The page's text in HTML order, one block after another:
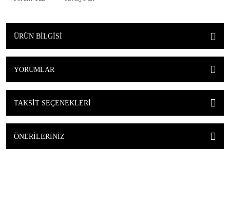
ÜRÜN BILGISI
YORUMLAR
TAKSIT SEÇENEKLERI
ÖNERILERINIZ